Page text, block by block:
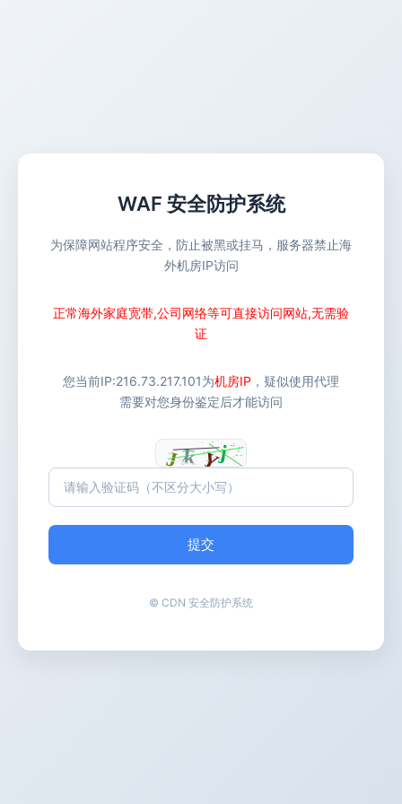
WAF 安全防护系统
为保障网站程序安全，防止被黑或挂马，服务器禁止海
外机房IP访问
正常海外家庭宽带,公司网络等可直接访问网站,无需验
证
您当前IP:216.73.217.101为机房IP ，疑似使用代理
需要对您身份鉴定后才能访问
提交
© CDN 安全防护系统